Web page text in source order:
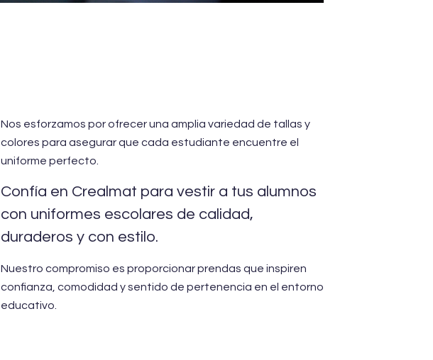
Nos esforzamos por ofrecer una amplia variedad de tallas y
colores para asegurar que cada estudiante encuentre el
uniforme perfecto.
Confía en Crealmat para vestir a tus alumnos
con uniformes escolares de calidad,
duraderos y con estilo.
Nuestro compromiso es proporcionar prendas que inspiren
confianza, comodidad y sentido de pertenencia en el entorno
educativo.